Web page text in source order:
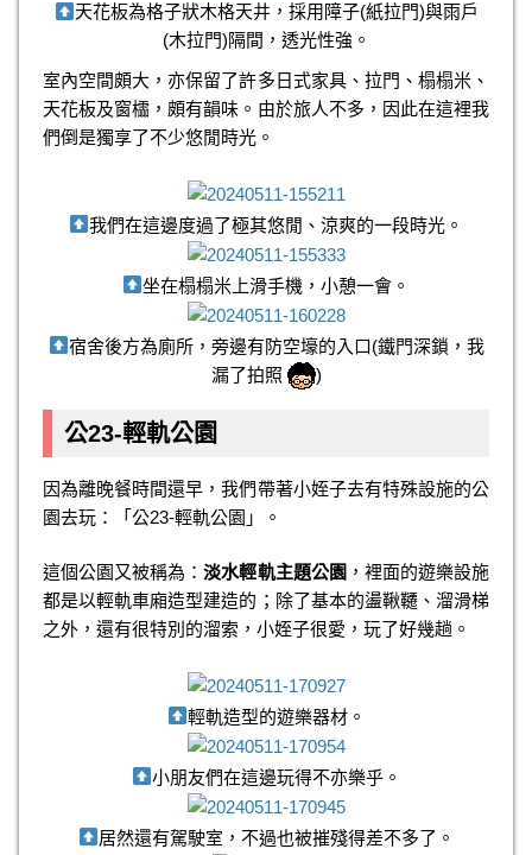
天花板為格子狀木格天井，採用障子(紙拉門)與雨戶
(木拉門)隔間，透光性強。
室內空間頗大，亦保留了許多日式家具、拉門、榻榻米、
天花板及窗櫺，頗有韻味。由於旅人不多，因此在這裡我
們倒是獨享了不少悠閒時光。
我們在這邊度過了極其悠閒、涼爽的一段時光。
坐在榻榻米上滑手機，小憩一會。
宿舍後方為廁所，旁邊有防空壕的入口(鐵門深鎖，我
漏了拍照
)
公23-輕軌公園
因為離晚餐時間還早，我們帶著小姪子去有特殊設施的公
園去玩：「公23-輕軌公園」。
這個公園又被稱為：淡水輕軌主題公園 ，裡面的遊樂設施
都是以輕軌車廂造型建造的；除了基本的盪鞦韆、溜滑梯
之外，還有很特別的溜索，小姪子很愛，玩了好幾趟。
輕軌造型的遊樂器材。
小朋友們在這邊玩得不亦樂乎。
居然還有駕駛室，不過也被摧殘得差不多了。